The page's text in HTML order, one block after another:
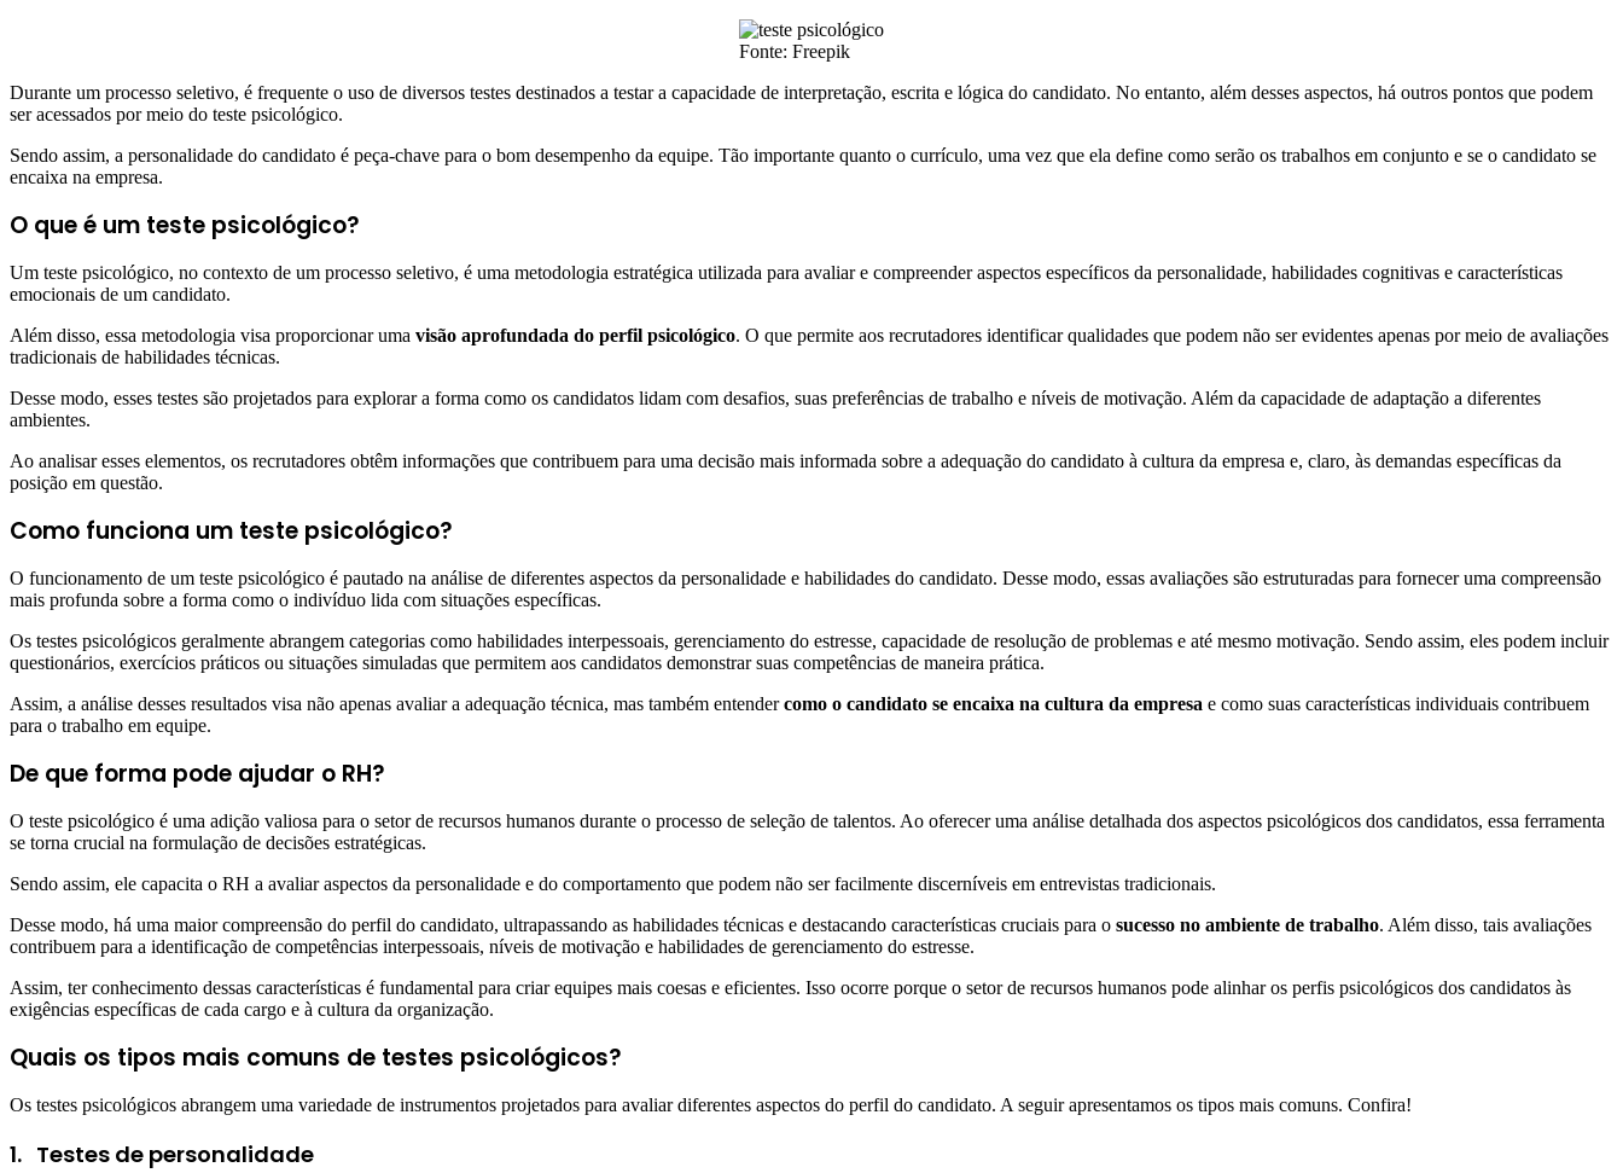
Fonte: Freepik
Durante um processo seletivo, é frequente o uso de diversos testes destinados a testar a capacidade de interpretação, escrita e lógica do candidato. No entanto, além desses aspectos, há outros pontos que podem
ser acessados por meio do teste psicológico.
Sendo assim, a personalidade do candidato é peça-chave para o bom desempenho da equipe. Tão importante quanto o currículo, uma vez que ela define como serão os trabalhos em conjunto e se o candidato se
encaixa na empresa.
O que é um teste psicológico?
Um teste psicológico, no contexto de um processo seletivo, é uma metodologia estratégica utilizada para avaliar e compreender aspectos específicos da personalidade, habilidades cognitivas e características
emocionais de um candidato.
Além disso, essa metodologia visa proporcionar uma visão aprofundada do perfil psicológico. O que permite aos recrutadores identificar qualidades que podem não ser evidentes apenas por meio de avaliações
tradicionais de habilidades técnicas.
Desse modo, esses testes são projetados para explorar a forma como os candidatos lidam com desafios, suas preferências de trabalho e níveis de motivação. Além da capacidade de adaptação a diferentes
ambientes.
Ao analisar esses elementos, os recrutadores obtêm informações que contribuem para uma decisão mais informada sobre a adequação do candidato à cultura da empresa e, claro, às demandas específicas da
posição em questão.
Como funciona um teste psicológico?
O funcionamento de um teste psicológico é pautado na análise de diferentes aspectos da personalidade e habilidades do candidato. Desse modo, essas avaliações são estruturadas para fornecer uma compreensão
mais profunda sobre a forma como o indivíduo lida com situações específicas.
Os testes psicológicos geralmente abrangem categorias como habilidades interpessoais, gerenciamento do estresse, capacidade de resolução de problemas e até mesmo motivação. Sendo assim, eles podem incluir
questionários, exercícios práticos ou situações simuladas que permitem aos candidatos demonstrar suas competências de maneira prática.
Assim, a análise desses resultados visa não apenas avaliar a adequação técnica, mas também entendercomo o candidato se encaixa na cultura da empresa e como suas características individuais contribuem
para o trabalho em equipe.
De que forma pode ajudar o RH?
O teste psicológico é uma adição valiosa para o setor de recursos humanos durante o processo de seleção de talentos. Ao oferecer uma análise detalhada dos aspectos psicológicos dos candidatos, essa ferramenta
se torna crucial na formulação de decisões estratégicas.
Sendo assim, ele capacita o RH a avaliar aspectos da personalidade e do comportamento que podem não ser facilmente discerníveis em entrevistas tradicionais.
Desse modo, há uma maior compreensão do perfil do candidato, ultrapassando as habilidades técnicas e destacando características cruciais para o sucesso no ambiente de trabalho. Além disso, tais avaliações
contribuem para a identificação de competências interpessoais, níveis de motivação e habilidades de gerenciamento do estresse.
Assim, ter conhecimento dessas características é fundamental para criar equipes mais coesas e eficientes. Isso ocorre porque o setor de recursos humanos pode alinhar os perfis psicológicos dos candidatos às
exigências específicas de cada cargo e à cultura da organização.
Quais os tipos mais comuns de testes psicológicos?
Os testes psicológicos abrangem uma variedade de instrumentos projetados para avaliar diferentes aspectos do perfil do candidato. A seguir apresentamos os tipos mais comuns. Confira!
1. Testes de personalidade